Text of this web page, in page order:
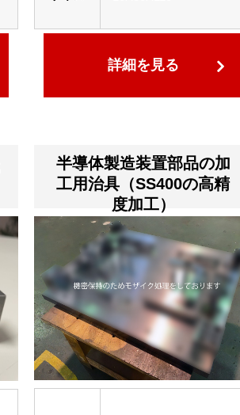
詳細を見る
半導体製造装置部品の加
工用治具（SS400の高精
度加工）